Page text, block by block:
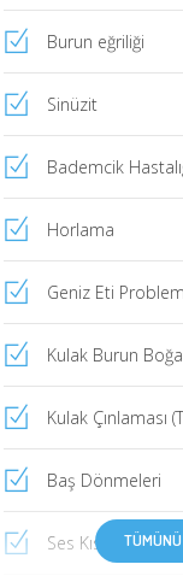
Burun eğriliği
Sinüzit
Bademcik
Horlama
Geniz Eti
Kulak Burun
Kulak Çınlaması
Baş Dönmeleri
Ses KısıklığıTÜMÜNÜ